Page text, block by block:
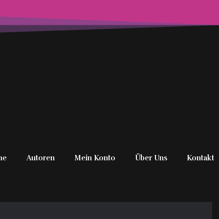
Autoren Mein Konto Über Uns Kontakt